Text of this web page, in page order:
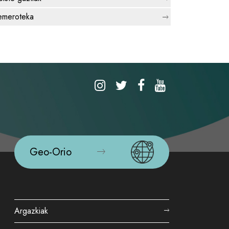
Geo-Orio
Argazkiak